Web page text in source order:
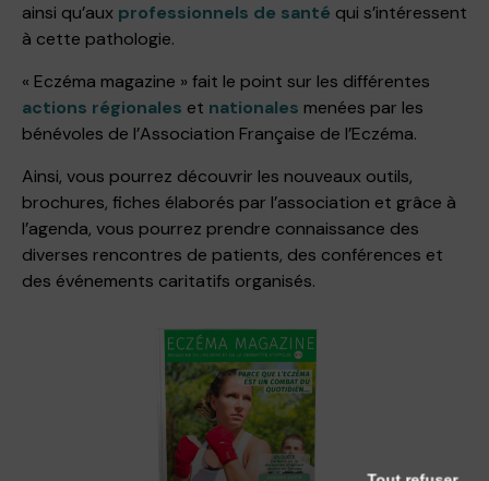
ainsi qu’aux professionnels de santé qui s’intéressent
à cette pathologie.
« Eczéma magazine » fait le point sur les différentes
actions régionales et nationales menées par les
bénévoles de l’Association Française de l’Eczéma.
Ainsi, vous pourrez découvrir les nouveaux outils,
brochures, fiches élaborés par l’association et grâce à
l’agenda, vous pourrez prendre connaissance des
diverses rencontres de patients, des conférences et
des événements caritatifs organisés.